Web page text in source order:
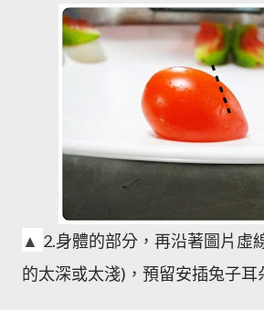
▲ 2.身體的部分，再沿著圖片虛
的太深或太淺)，預留安插兔子耳